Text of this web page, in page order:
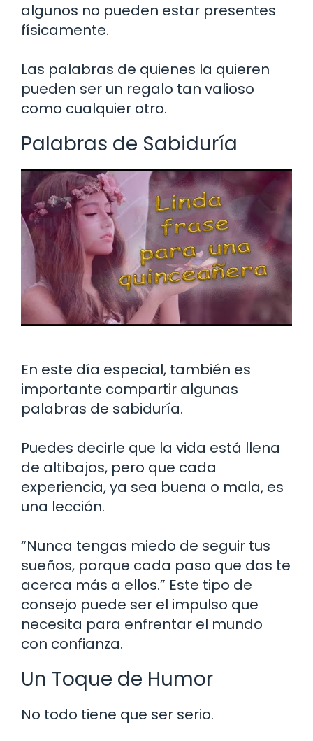
algunos no pueden estar presentes
físicamente.
Las palabras de quienes la quieren
pueden ser un regalo tan valioso
como cualquier otro.
Palabras de Sabiduría
En este día especial, también es
importante compartir algunas
palabras de sabiduría.
Puedes decirle que la vida está llena
de altibajos, pero que cada
experiencia, ya sea buena o mala, es
una lección.
“Nunca tengas miedo de seguir tus
sueños, porque cada paso que das te
acerca más a ellos.” Este tipo de
consejo puede ser el impulso que
necesita para enfrentar el mundo
con confianza.
Un Toque de Humor
No todo tiene que ser serio.